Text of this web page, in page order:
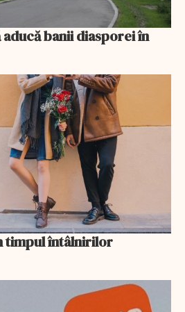
aducă banii diasporei în
timpul întâlnirilor